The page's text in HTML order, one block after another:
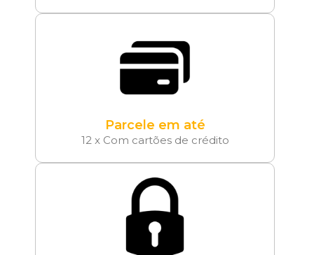
Parcele em até
12 x Com cartões de crédito